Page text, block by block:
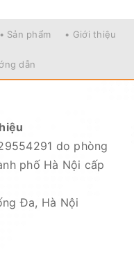
• Sản phẩm • Giới thiệu
dẫn
do phòng
phố Hà Nội cấp
Đa, Hà Nội